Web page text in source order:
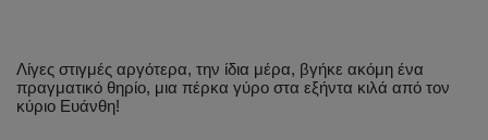
Λίγες στιγμές αργότερα, την ίδια μέρα, βγήκε ακόμη ένα
πραγματικό θηρίο, μια πέρκα γύρο στα εξήντα κιλά από τον
κύριο Ευάνθη!